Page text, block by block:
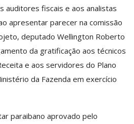
auditores fiscais e aos analistas
apresentar parecer na comissão
deputado Wellington Roberto
da gratificação aos técnicos
e aos servidores do Plano
da Fazenda em exercício
paraibano aprovado pelo